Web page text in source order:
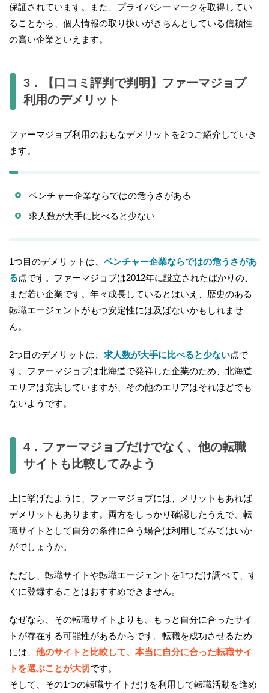
保証されています。また、プライバシーマークを取得してい
ることから、個人情報の取り扱いがきちんとしている信頼性
の高い企業といえます。
3．【口コミ評判で判明】ファーマジョブ
利用のデメリット
ファーマジョブ利用のおもなデメリットを2つご紹介していき
ます。
ベンチャー企業ならではの危うさがある
求人数が大手に比べると少ない
1つ目のデメリットは、 ベンチャー企業ならではの危うさがあ
る点です。ファーマジョブは2012年に設立されたばかりの、
まだ若い企業です。年々成長しているとはいえ、歴史のある
転職エージェントがもつ安定性には及ばないかもしれませ
ん。
2つ目のデメリットは、 求人数が大手に比べると少ない点で
す。ファーマジョブは北海道で発祥した企業のため、北海道
エリアは充実していますが、その他のエリアはそれほどでも
ないようです。
4．ファーマジョブだけでなく、他の転職
サイトも比較してみよう
上に挙げたように、ファーマジョブには、メリットもあれば
デメリットもあります。両方をしっかり確認したうえで、転
職サイトとして自分の条件に合う場合は利用してみてはいか
がでしょうか。
ただし、転職サイトや転職エージェントを1つだけ調べて、す
ぐに登録することはおすすめできません。
なぜなら、その転職サイトよりも、もっと自分に合ったサイ
トが存在する可能性があるからです。転職を成功させるため
には、 他のサイトと比較して、本当に自分に合った転職サイ
トを選ぶことが大切です。
そして、その1つの転職サイトだけを利用して転職活動を進め